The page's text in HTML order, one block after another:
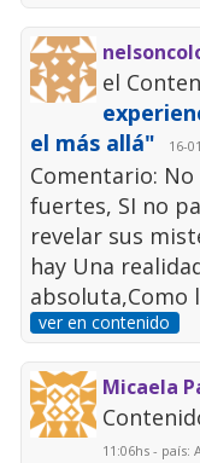
el
el más allá"
16-
Comentario:
fuertes, SI no
revelar sus
hay Una
absoluta,Como
ver en contenido
Micaela
11:06hs - país: